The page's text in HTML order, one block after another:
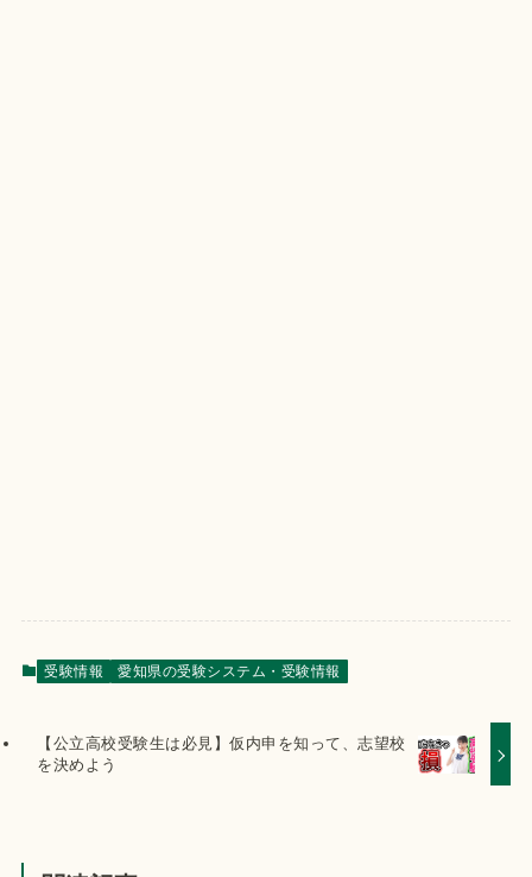
受験情報 愛知県の受験システム・受験情報
【公立高校受験生は必見】仮内申を知って、志望校
を決めよう